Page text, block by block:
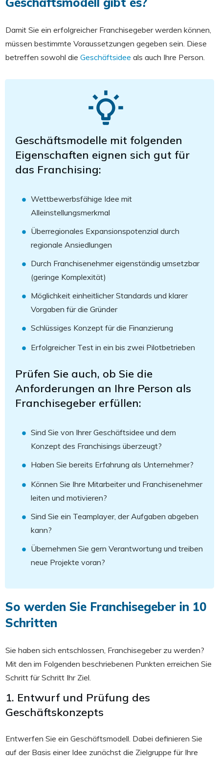
Damit Sie ein erfolgreicher Franchisegeber werden können,
müssen bestimmte Voraussetzungen gegeben sein. Diese
betreffen sowohl die Geschäftsidee als auch Ihre Person.
Geschäftsmodelle mit folgenden
Eigenschaften eignen sich gut für
das Franchising:
Wettbewerbsfähige Idee mit
Alleinstellungsmerkmal
Überregionales Expansionspotenzial durch
regionale Ansiedlungen
Durch Franchisenehmer eigenständig umsetzbar
(geringe Komplexität)
Möglichkeit einheitlicher Standards und klarer
Vorgaben für die Gründer
Schlüssiges Konzept für die Finanzierung
Erfolgreicher Test in ein bis zwei Pilotbetrieben
Prüfen Sie auch, ob Sie die
Anforderungen an Ihre Person als
Franchisegeber erfüllen:
Sind Sie von Ihrer Geschäftsidee und dem
Konzept des Franchisings überzeugt?
Haben Sie bereits Erfahrung als Unternehmer?
Können Sie Ihre Mitarbeiter und Franchisenehmer
leiten und motivieren?
Sind Sie ein Teamplayer, der Aufgaben abgeben
kann?
Übernehmen Sie gern Verantwortung und treiben
neue Projekte voran?
So werden Sie Franchisegeber in 10
Schritten
Sie haben sich entschlossen, Franchisegeber zu werden?
Mit den im Folgenden beschriebenen Punkten erreichen Sie
Schritt für Schritt Ihr Ziel.
1. Entwurf und Prüfung des
Geschäftskonzepts
Entwerfen Sie ein Geschäftsmodell. Dabei definieren Sie
auf der Basis einer Idee zunächst die Zielgruppe für Ihre